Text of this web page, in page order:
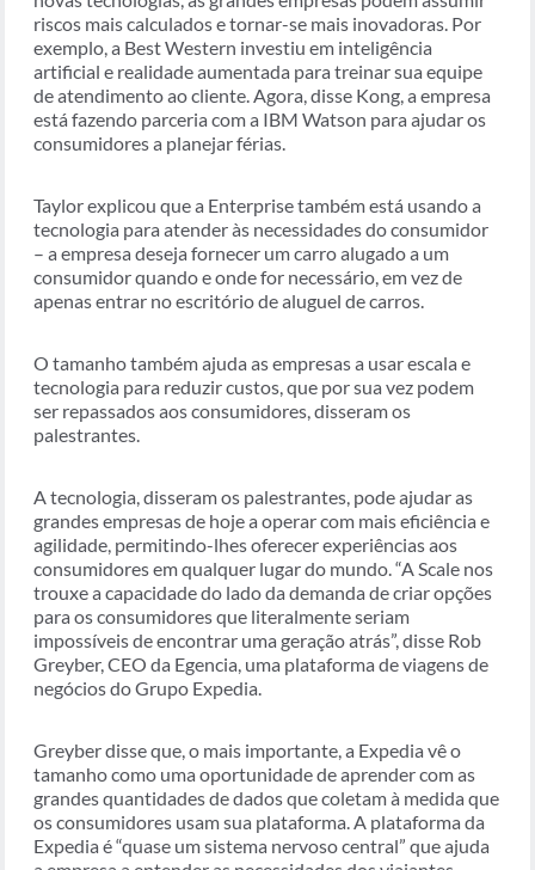
riscos mais calculados e tornar-se mais inovadoras. Por
exemplo, a Best Western investiu em inteligência
artificial e realidade aumentada para treinar sua equipe
de atendimento ao cliente. Agora, disse Kong, a empresa
está fazendo parceria com a IBM Watson para ajudar os
consumidores a planejar férias.
Taylor explicou que a Enterprise também está usando a
tecnologia para atender às necessidades do consumidor
– a empresa deseja fornecer um carro alugado a um
consumidor quando e onde for necessário, em vez de
apenas entrar no escritório de aluguel de carros.
O tamanho também ajuda as empresas a usar escala e
tecnologia para reduzir custos, que por sua vez podem
ser repassados aos consumidores, disseram os
palestrantes.
A tecnologia, disseram os palestrantes, pode ajudar as
grandes empresas de hoje a operar com mais eficiência e
agilidade, permitindo-lhes oferecer experiências aos
consumidores em qualquer lugar do mundo. “A Scale nos
trouxe a capacidade do lado da demanda de criar opções
para os consumidores que literalmente seriam
impossíveis de encontrar uma geração atrás”, disse Rob
Greyber, CEO da Egencia, uma plataforma de viagens de
negócios do Grupo Expedia.
Greyber disse que, o mais importante, a Expedia vê o
tamanho como uma oportunidade de aprender com as
grandes quantidades de dados que coletam à medida que
os consumidores usam sua plataforma. A plataforma da
Expedia é “quase um sistema nervoso central” que ajuda